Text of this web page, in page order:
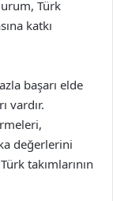
Türk
katkı
başarı elde
vardır.
değerlerini
takımlarının